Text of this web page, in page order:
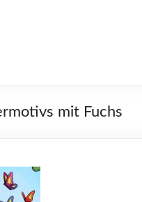
mit Fuchs